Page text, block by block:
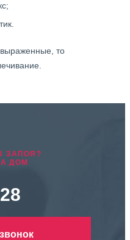
то
ЗАПОЯ?
ДОМ